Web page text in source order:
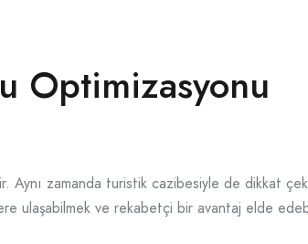
Optimizasyonu
Aynı zamanda turistik cazibesiyle de dikkat
ulaşabilmek ve rekabetçi bir avantaj elde